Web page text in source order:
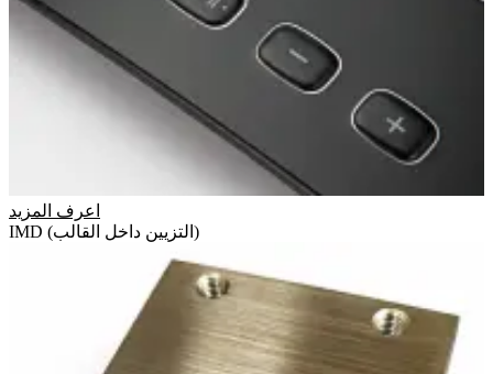
اعرف المزيد
IMD (التزيين داخل القالب)